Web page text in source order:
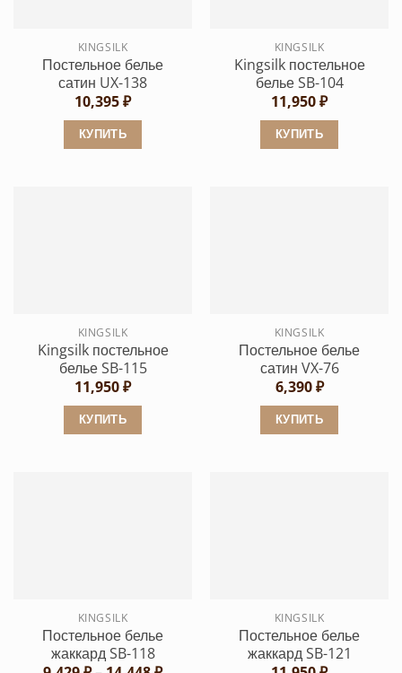
KINGSILK
Постельное белье
сатин UX-138
10,395₽
КУПИТЬ
на
странице
товара.
KINGSILK
Kingsilk постельное
белье SB-104
11,950₽
КУПИТЬ
на
странице
товара.
KINGSILK
Kingsilk постельное
белье SB-115
11,950₽
КУПИТЬ
на
странице
товара.
KINGSILK
Постельное белье
сатин VX-76
6,390₽
КУПИТЬ
на
странице
товара.
KINGSILK
Постельное белье
жаккард SB-118
KINGSILK
Постельное белье
жаккард SB-121